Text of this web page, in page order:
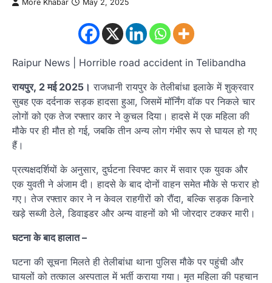
More Khabar May 2, 2025
Raipur News | Horrible road accident in Telibandha
रायपुर, 2 मई 2025। राजधानी रायपुर के तेलीबांधा इलाके में शुक्रवार
सुबह एक दर्दनाक सड़क हादसा हुआ, जिसमें मॉर्निंग वॉक पर निकले चार
लोगों को एक तेज रफ्तार कार ने कुचल दिया। हादसे में एक महिला की
मौके पर ही मौत हो गई, जबकि तीन अन्य लोग गंभीर रूप से घायल हो गए
हैं।
प्रत्यक्षदर्शियों के अनुसार, दुर्घटना स्विफ्ट कार में सवार एक युवक और
एक युवती ने अंजाम दी। हादसे के बाद दोनों वाहन समेत मौके से फरार हो
गए। तेज रफ्तार कार ने न केवल राहगीरों को रौंदा, बल्कि सड़क किनारे
खड़े सब्जी ठेले, डिवाइडर और अन्य वाहनों को भी जोरदार टक्कर मारी।
घटना के बाद हालात –
घटना की सूचना मिलते ही तेलीबांधा थाना पुलिस मौके पर पहुंची और
घायलों को तत्काल अस्पताल में भर्ती कराया गया। मृत महिला की पहचान